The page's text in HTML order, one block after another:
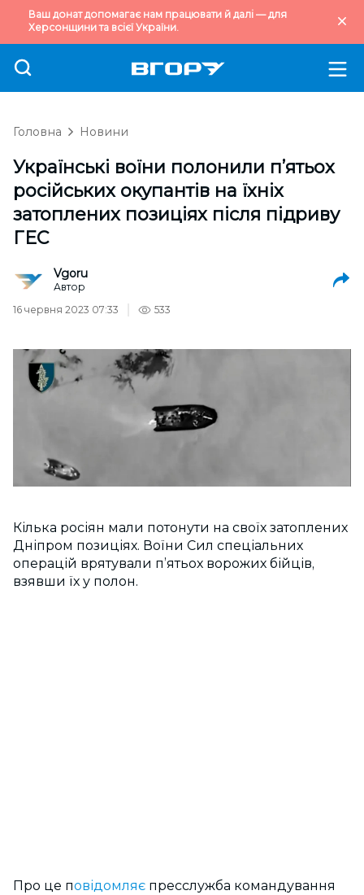
Ваш донат допомагає нам працювати й далі — для
Херсонщини та всієї України.
Головна Новини
Українські воїни полонили п’ятьох
російських окупантів на їхніх
затоплених позиціях після підриву
ГЕС
Vgoru
Автор
16 червня 2023 07:33
533
Кілька росіян мали потонути на своїх затоплених
Дніпром позиціях. Воїни Сил спеціальних
операцій врятували п’ятьох ворожих бійців,
взявши їх у полон.
Про це повідомляє пресслужба командування